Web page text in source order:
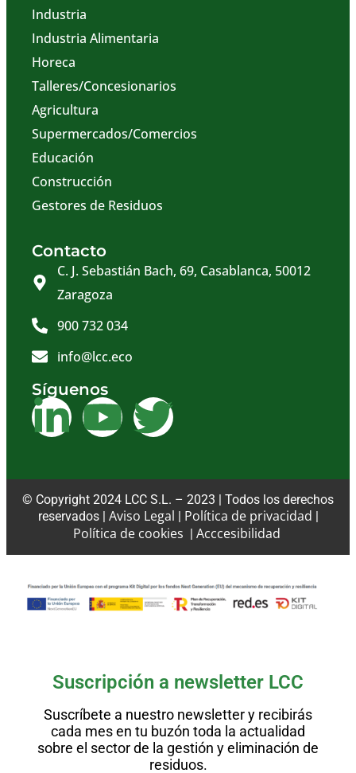
Industria
Industria Alimentaria
Horeca
Talleres/Concesionarios
Agricultura
Supermercados/Comercios
Educación
Construcción
Gestores de Residuos
Contacto
C. J. Sebastián Bach, 69, Casablanca, 50012
Zaragoza
900 732 034
info@lcc.eco
Síguenos
© Copyright 2024 LCC S.L. – 2023 | Todos los derechos
reservados | Aviso Legal | Política de privacidad |
Política de cookies | Acccesibilidad
Suscripción a newsletter LCC
Suscríbete a nuestro newsletter y recibirás
cada mes en tu buzón toda la actualidad
sobre el sector de la gestión y eliminación de
residuos.